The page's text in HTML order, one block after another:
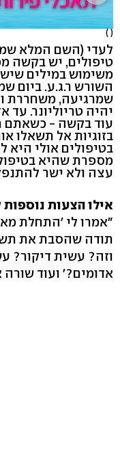
( )
לעדי (השם המלא
טיפולים, יש בקשה
משימוש במילים
השורש ר.ג.ע. ביום
שמרגיעה, משחררת
יהיה טריוליונר. עד
עוד בקשה - כשאתם
בזוגיות אל תשאלו
בטיפולים אולי היא
מספרת שהיא
עצה ולא ישר
אילו הצעות
"אמרו לי 'התחלת
תודה שהסבת את
וזה? עשית דיקור?
אדומים?' ועוד